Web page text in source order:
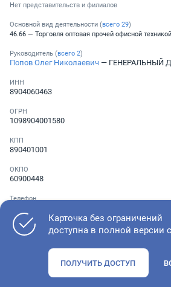
Нет представительств и филиалов
Основной вид деятельности (всего 29)
46.66 — Торговля оптовая прочей офисной
Руководитель (всего 2)
Попов Олег Николаевич — ГЕНЕРАЛЬНЫЙ
ИНН
8904060463
ОГРН
1098904001580
КПП
890401001
ОКПО
60900448
Телефон
Как оценить состояние компании
Карточка без ограничений
доступна в полной версии
ПОЛУЧИТЬ ДОСТУП